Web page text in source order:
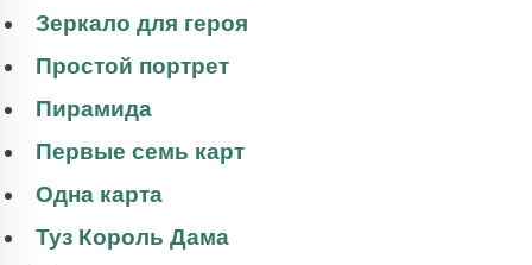
Зеркало для героя
Простой портрет
Пирамида
Первые семь карт
Одна карта
Туз Король Дама